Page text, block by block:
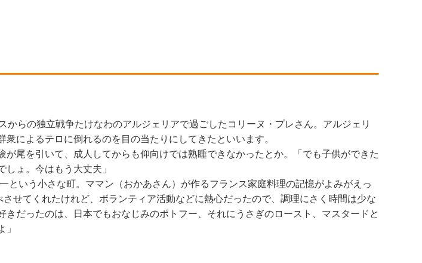
らの独立戦争たけなわのアルジェリアで過ごしたコリーヌ・プレさん。アルジェリ
によるテロに倒れるのを目の当たりにしてきたといいます。
尾を引いて、成人してからも仰向けでは熟睡できなかったとか。「でも子供ができた
ょ。今はもう大丈夫」
いう小さな町。ママン（おかあさん）が作るフランス家庭料理の記憶がよみがえっ
せてくれたけれど、ボランティア活動などに熱心だったので、調理にさく時間は少な
だったのは、日本でもおなじみのポトフー、それにうさぎのロースト、マスタードと